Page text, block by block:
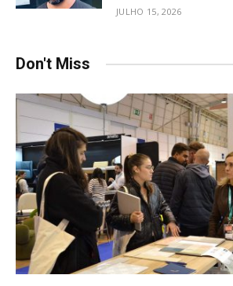
JULHO 15, 2026
Don't Miss